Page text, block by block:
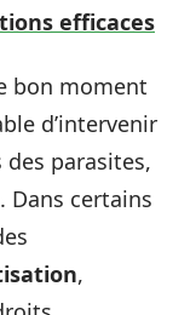
efficaces
bon moment
d’intervenir
parasites,
Dans certains
,